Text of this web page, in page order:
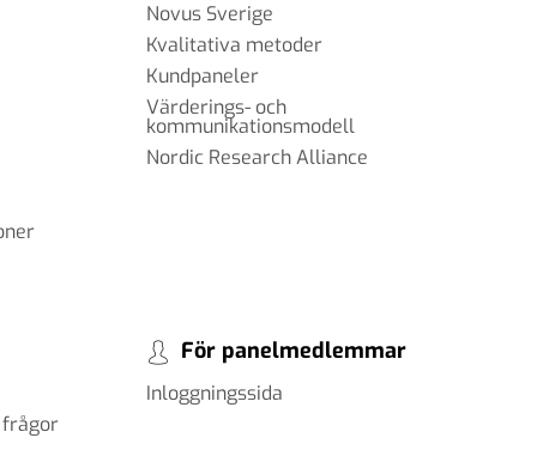
Novus Sverige
Kvalitativa metoder
Kundpaneler
Värderings- och
kommunikationsmodell
Nordic Research Alliance
frågor
För panelmedlemmar
Inloggningssida